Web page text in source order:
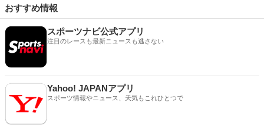
おすすめ情報
スポーツナビ公式アプリ
注目のレースも最新ニュースも逃さない
Yahoo! JAPANアプリ
スポーツ情報やニュース、天気もこれひとつで